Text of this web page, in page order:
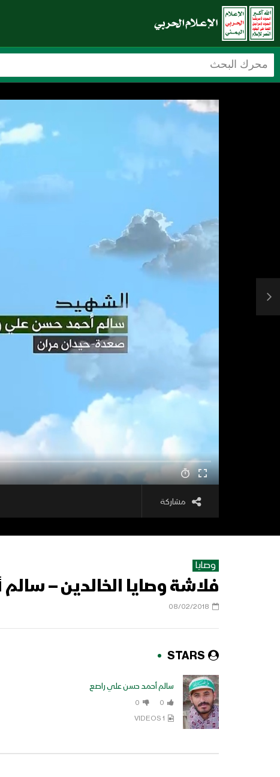
مشاركة
وصايا
فلاشة وصايا الخالدين –
08/02/2018
STARS
سالم أحمد حسن علي راصع
0
0
1 VIDEOS